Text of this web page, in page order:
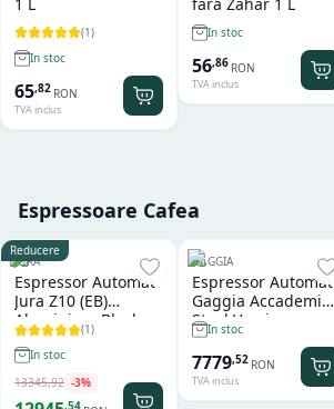
(1)
In stoc
65,82 RON
TVA inclus
In stoc
56,86 RON
TVA inclus
Espressoare Cafea
Reducere
JURA
Espressor Automat
Jura Z10 (EB)
Aluminium Black
(1)
In stoc
13345,92 -3%
GAGGIA
Espressor Automat
Gaggia Accademia
Steel Version
In stoc
7779,52 RON
TVA inclus